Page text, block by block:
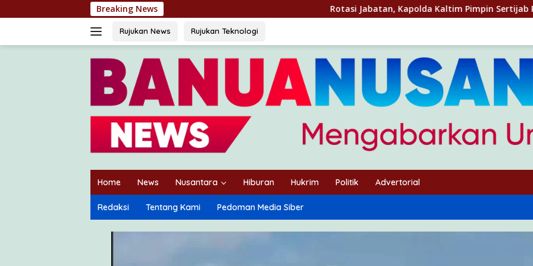
ke
Breaking News Rotasi Jabatan, Kapolda Kaltim Pimpin Sertijab Para Pejabat Utama Dan
Rujukan News Rujukan Teknologi
Home News Nusantara Hiburan Hukrim Politik Advertorial
Redaksi Tentang Kami Pedoman Media Siber